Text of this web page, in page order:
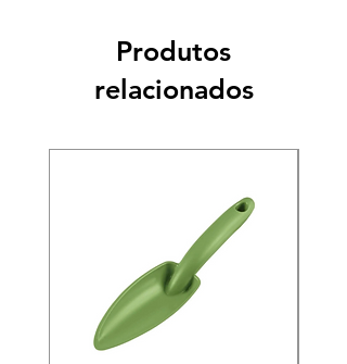
Produtos
relacionados